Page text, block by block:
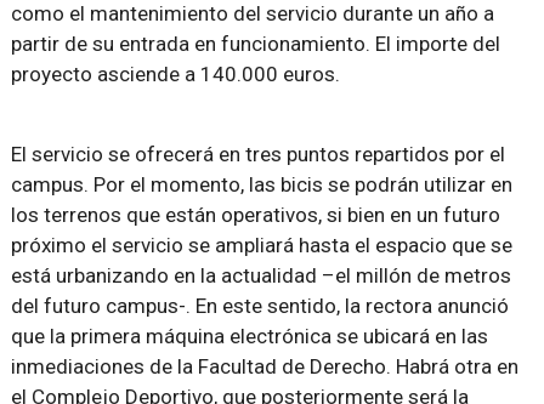
como el mantenimiento del servicio durante un año a
partir de su entrada en funcionamiento. El importe del
proyecto asciende a 140.000 euros.
El servicio se ofrecerá en tres puntos repartidos por el
campus. Por el momento, las bicis se podrán utilizar en
los terrenos que están operativos, si bien en un futuro
próximo el servicio se ampliará hasta el espacio que se
está urbanizando en la actualidad –el millón de metros
del futuro campus-. En este sentido, la rectora anunció
que la primera máquina electrónica se ubicará en las
inmediaciones de la Facultad de Derecho. Habrá otra en
el Complejo Deportivo, que posteriormente será la